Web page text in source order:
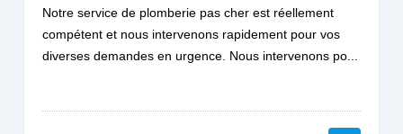
Notre service de plomberie pas cher est réellement
compétent et nous intervenons rapidement pour vos
diverses demandes en urgence. Nous intervenons po...